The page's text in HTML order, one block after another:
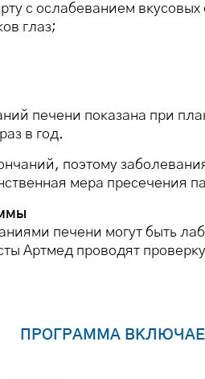
рту с ослабеванием
глаз;
печени показана при
в год.
поэтому
мера пресечения
печени могут быть
Артмед проводят
ПРОГРАММА